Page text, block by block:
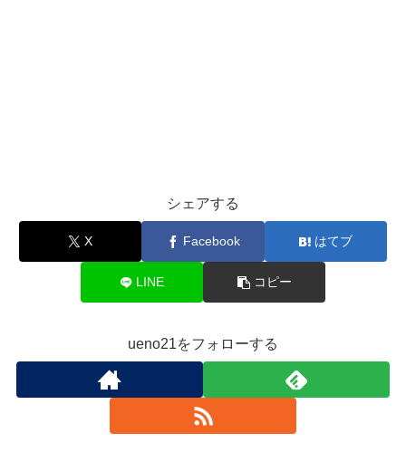
シェアする
X Facebook はてブ
LINE コピー
ueno21をフォローする